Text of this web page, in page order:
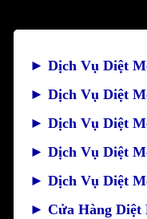
► Dịch Vụ Diệt
► Dịch Vụ Diệt
► Dịch Vụ Diệt
► Dịch Vụ Diệt
► Dịch Vụ Diệt
► Cửa Hàng